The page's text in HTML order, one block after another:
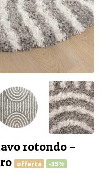
rotondo –
offerta -35%